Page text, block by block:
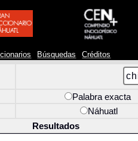
Búsquedas Créditos
Palabra exacta
Náhuatl
Resultados